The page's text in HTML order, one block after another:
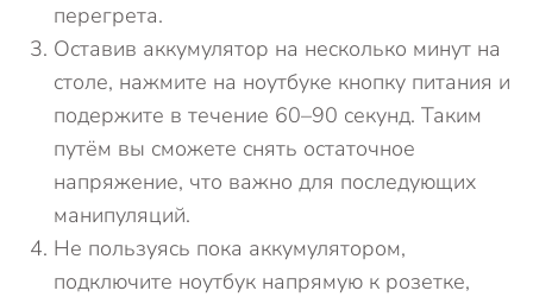
перегрета.
Оставив аккумулятор на несколько минут на
столе, нажмите на ноутбуке кнопку питания и
подержите в течение 60–90 секунд. Таким
путём вы сможете снять остаточное
напряжение, что важно для последующих
манипуляций.
Не пользуясь пока аккумулятором,
подключите ноутбук напрямую к розетке,